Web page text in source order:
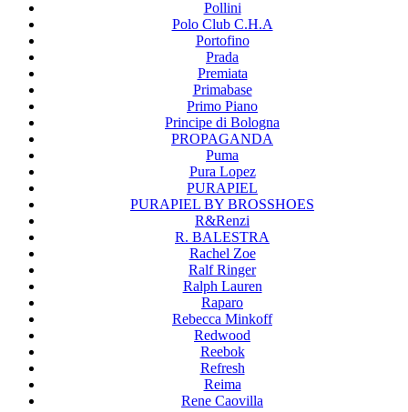
Pollini
Polo Club C.H.A
Portofino
Prada
Premiata
Primabase
Primo Piano
Principe di Bologna
PROPAGANDA
Puma
Pura Lopez
PURAPIEL
PURAPIEL BY BROSSHOES
R&Renzi
R. BALESTRA
Rachel Zoe
Ralf Ringer
Ralph Lauren
Raparo
Rebecca Minkoff
Redwood
Reebok
Refresh
Reima
Rene Caovilla